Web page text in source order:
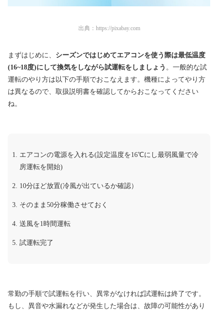
出典： https://pixabay.com
まずはじめに、 シーズンではじめてエアコンを使う際は最低温度
(16~18度)にして換気をしながら試運転をしましょう 。一般的な試
運転のやり方は以下の手順でおこなえます。機種によってやり方
は異なるので、取扱説明書を確認してからおこなってください
ね。
エアコンの電源を入れる(設定温度を16℃にし最弱風量で冷
房運転を開始)
10分ほど放置(冷風が出ているか確認）
そのまま50分稼働させておく
送風を1時間運転
試運転完了
常勤の手順で試運転を行い、異常がなければ試運転は終了です。
もし、異音や水漏れなどが発生した場合は、故障の可能性があり